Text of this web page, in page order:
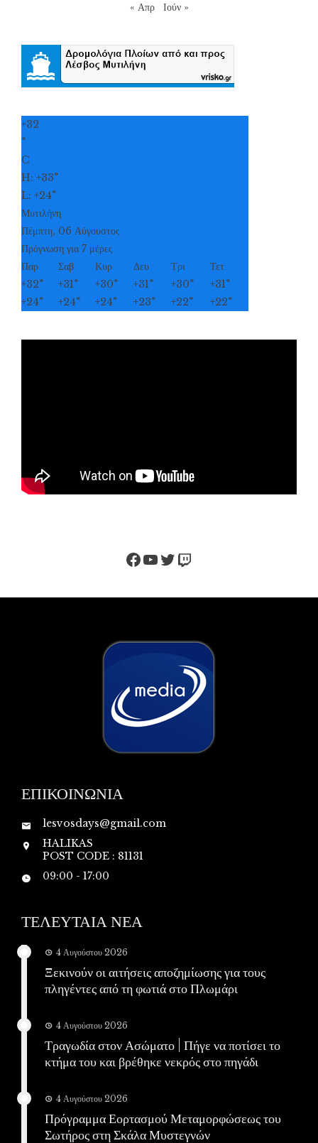
« Απρ Ιούν »
+32
°
C
H: +33°
L: +24°
Μυτιλήνη
Πέμπτη, 06 Αύγουστος
Πρόγνωση για 7 μέρες
Παρ
Σαβ Κυρ Δευ Τρι
Τετ
+32° +31° +30° +31° +30° +31°
+24° +24° +24° +23° +22° +22°
Facebook
YouTube
Twitter
Twitch
ΕΠΙΚΟΙΝΩΝΙΑ
lesvosdays@gmail.com
HALIKAS
POST CODE : 81131
09:00 - 17:00
ΤΕΛΕΥΤΑΙΑ ΝΕΑ
4 Αυγούστου 2026
Ξεκινούν οι αιτήσεις αποζημίωσης για τους
πληγέντες από τη φωτιά στο Πλωμάρι
4 Αυγούστου 2026
Τραγωδία στον Ασώματο | Πήγε να ποτίσει το
κτήμα του και βρέθηκε νεκρός στο πηγάδι
4 Αυγούστου 2026
Πρόγραμμα Εορτασμού Μεταμορφώσεως του
Σωτήρος στη Σκάλα Μυστεγνών